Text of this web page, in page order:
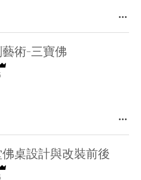
術-三寶佛
桌設計與改裝前後